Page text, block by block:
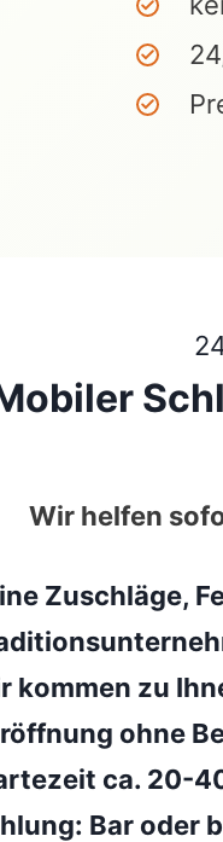
Wir helfen
Zuschläge,
kommen zu
ohne
ca. 20-
Bar oder